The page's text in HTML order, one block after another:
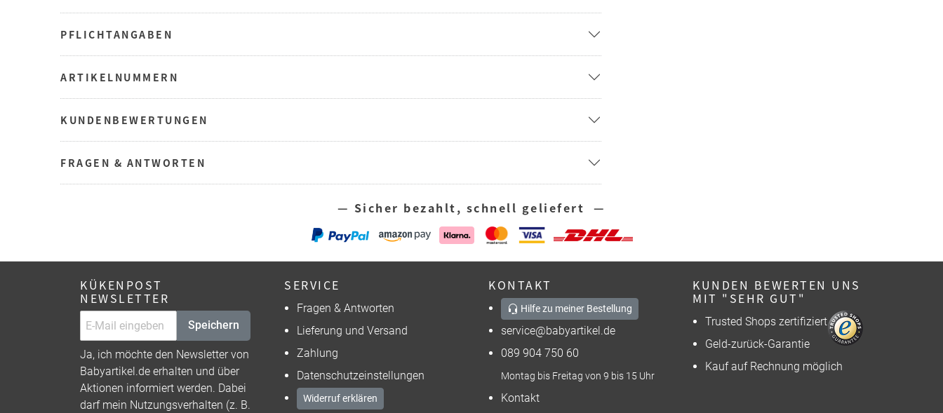
PFLICHTANGABEN
ARTIKELNUMMERN
KUNDENBEWERTUNGEN
FRAGEN & ANTWORTEN
— Sicher bezahlt, schnell geliefert —
KÜKENPOST
NEWSLETTER
Speichern
Ja, ich möchte den Newsletter von
Babyartikel.de erhalten und über
Aktionen informiert werden. Dabei
darf mein Nutzungsverhalten (z. B.
SERVICE
Fragen & Antworten
Lieferung und Versand
Zahlung
Datenschutzeinstellungen
Widerruf erklären
KONTAKT
Hilfe zu meiner Bestellung
service@babyartikel.de
089 904 750 60
Montag bis Freitag von 9 bis 15 Uhr
Kontakt
KUNDEN BEWERTEN UNS
MIT "SEHR GUT"
Trusted Shops zertifiziert
Geld-zurück-Garantie
Kauf auf Rechnung möglich